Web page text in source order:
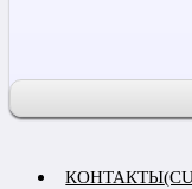
КОНТАКТЫ